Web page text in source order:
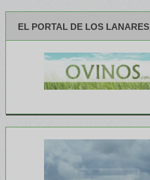
EL PORTAL DE LOS LANARES